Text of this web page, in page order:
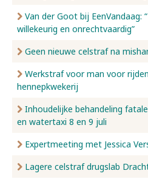
Van der Goot bij EenVandaag:
willekeurig en onrechtvaardig”
Geen nieuwe celstraf na
Werkstraf voor man voor
hennepkwekerij
Inhoudelijke behandeling
en watertaxi 8 en 9 juli
Expertmeeting met Jessica
Lagere celstraf drugslab